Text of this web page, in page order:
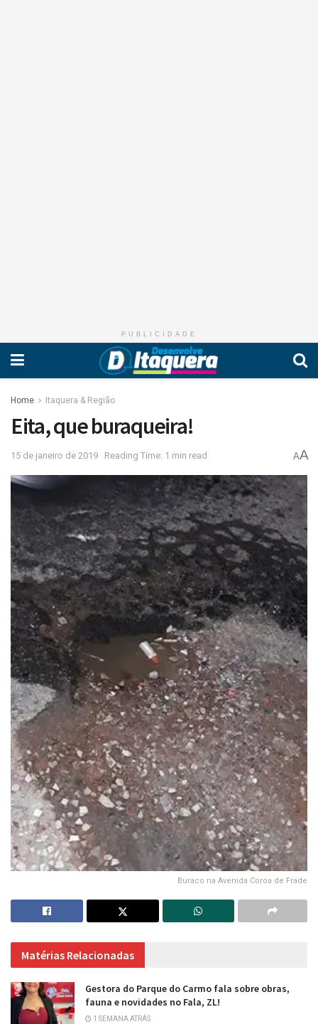
PUBLICIDADE
Home Itaquera & Região
Eita, que buraqueira!
15 de janeiro de 2019 Reading Time: 1 min read AA
Buraco na Avenida Coroa de Frade
Matérias Relacionadas
Gestora do Parque do Carmo fala sobre obras,
fauna e novidades no Fala, ZL!
1 SEMANA ATRÁS